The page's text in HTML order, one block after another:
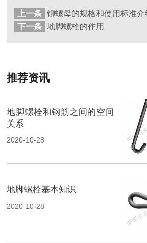
上一条
铆螺母的规格和使用标准介
下一条
地脚螺栓的作用
推荐资讯
地脚螺栓和钢筋之间的空间
关系
2020-10-28
地脚螺栓基本知识
2020-10-28